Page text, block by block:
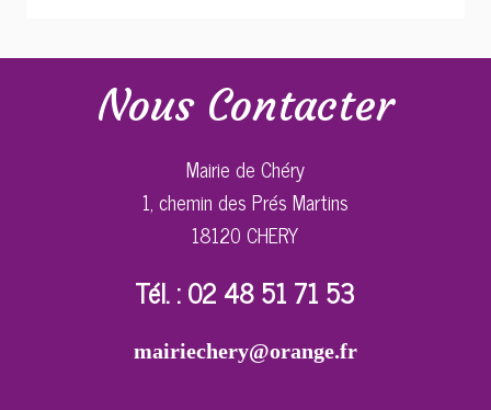
Nous Contacter
Mairie de Chéry
1, chemin des Prés Martins
18120 CHERY
Tél. : 02 48 51 71 53
mairiechery@orange.fr